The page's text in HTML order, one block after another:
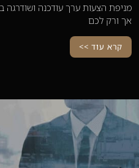
מניפת הצעות ערך עודכנה ושודרגה
אך ורק לכם
קרא עוד >>